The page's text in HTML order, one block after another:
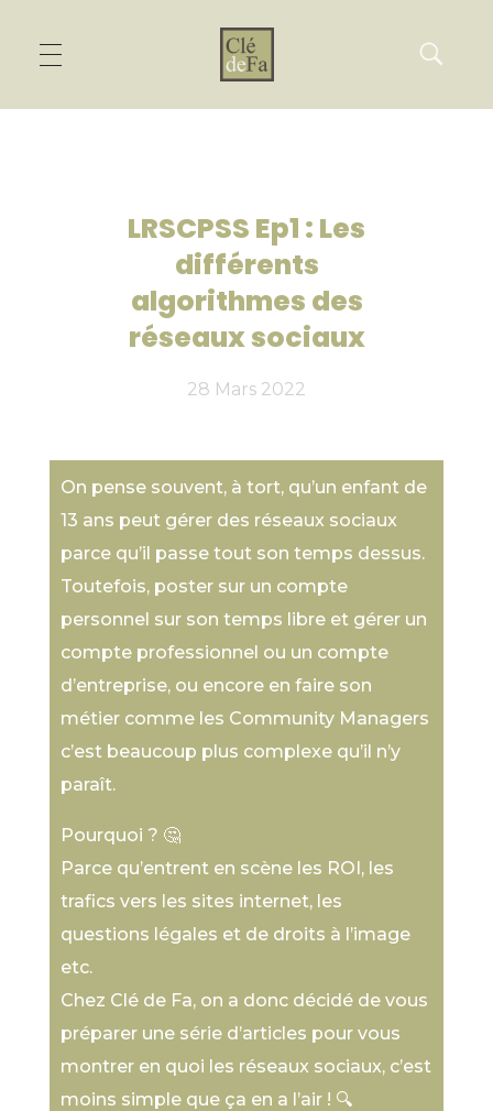
LRSCPSS Ep1 : Les
différents
algorithmes des
réseaux sociaux
28 Mars 2022
On pense souvent, à tort, qu’un enfant de
13 ans peut gérer des réseaux sociaux
parce qu’il passe tout son temps dessus.
Toutefois, poster sur un compte
personnel sur son temps libre et gérer un
compte professionnel ou un compte
d’entreprise, ou encore en faire son
métier comme les Community Managers
c’est beaucoup plus complexe qu’il n’y
paraît.
Pourquoi ? 🤔
Parce qu’entrent en scène les ROI, les
trafics vers les sites internet, les
questions légales et de droits à l’image
etc.
Chez Clé de Fa, on a donc décidé de vous
préparer une série d’articles pour vous
montrer en quoi les réseaux sociaux, c’est
moins simple que ça en a l’air ! 🔍